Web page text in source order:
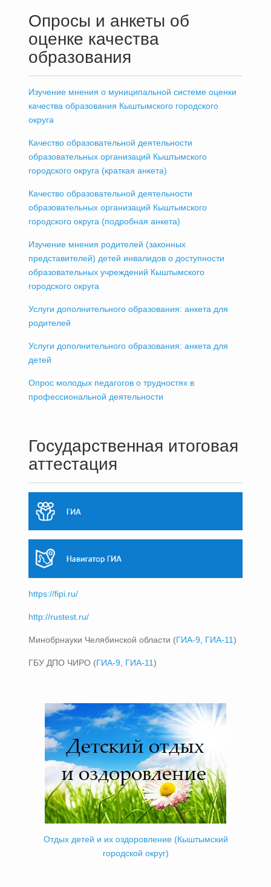
Опросы и анкеты об
оценке качества
образования
Изучение мнения о муниципальной системе оценки
качества образования Кыштымского городского
округа
Качество образовательной деятельности
образовательных организаций Кыштымского
городского округа (краткая анкета)
Качество образовательной деятельности
образовательных организаций Кыштымского
городского округа (подробная анкета)
Изучение мнения родителей (законных
представителей) детей инвалидов о доступности
образовательных учреждений Кыштымского
городского округа
Услуги дополнительного образования: анкета для
родителей
Услуги дополнительного образования: анкета для
детей
Опрос молодых педагогов о трудностях в
профессиональной деятельности
Государственная итоговая
аттестация
https://fipi.ru/
http://rustest.ru/
Минобрнауки Челябинской области (ГИА-9 ГИА-11)
ГБУ ДПО ЧИРО (ГИА-9 ГИА-11)
Отдых детей и их оздоровление (Кыштымский
городской округ)